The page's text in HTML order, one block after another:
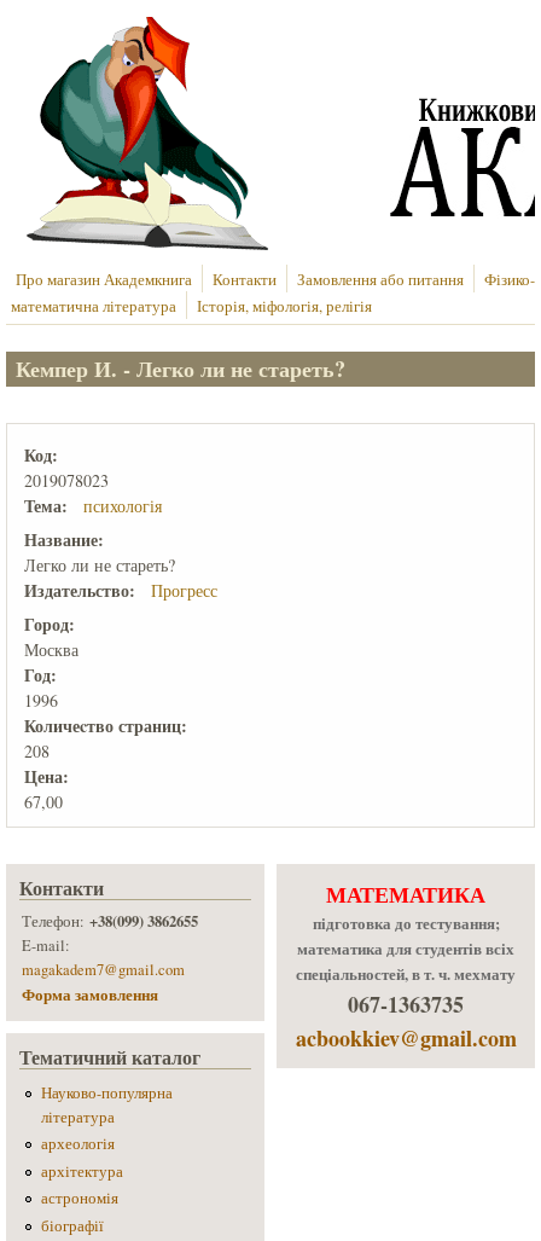
Перейти до основного вмісту
Про магазин Академкнига Контакти Замовлення або питання
Фізико-
математична література
Історія, міфологія, релігія
Кемпер И. - Легко ли не стареть?
Код:
2019078023
Тема: психологія
Название:
Легко ли не стареть?
Издательство: Прогресс
Город:
Москва
Год:
1996
Количеcтво страниц:
208
Цена:
67,00
Контакти
Телефон: +38(099) 3862655
E-mail:
magakadem7@gmail.com
Форма замовлення
Тематичний каталог
Науково-популярна
література
археологія
архітектура
астрономія
біографії
МАТЕМАТИКА
підготовка до тестування;
математика для студентів всіх
спеціальностей, в т. ч. мехмату
067-1363735
acbookkiev@gmail.com